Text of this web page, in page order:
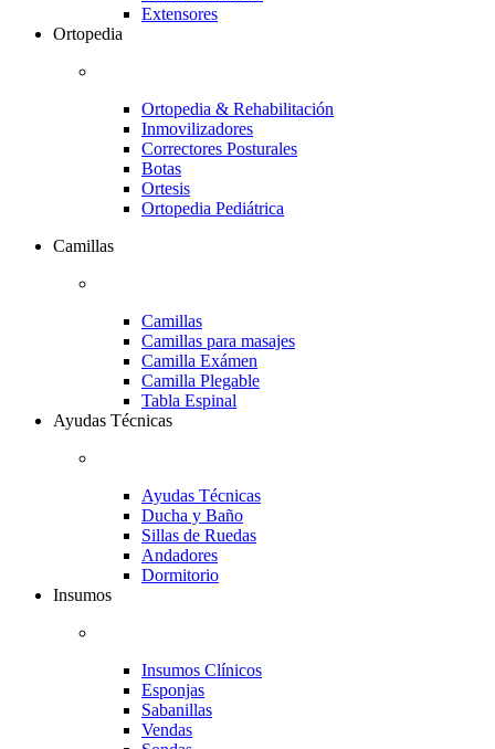
Extensores
Ortopedia
Ortopedia & Rehabilitación
Inmovilizadores
Correctores Posturales
Botas
Ortesis
Ortopedia Pediátrica
Camillas
Camillas
Camillas para masajes
Camilla Exámen
Camilla Plegable
Tabla Espinal
Ayudas Técnicas
Ayudas Técnicas
Ducha y Baño
Sillas de Ruedas
Andadores
Dormitorio
Insumos
Insumos Clínicos
Esponjas
Sabanillas
Vendas